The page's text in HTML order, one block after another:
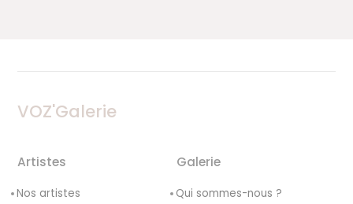
VOZ'Galerie
Artistes
Nos artistes
Galerie
Qui sommes-nous ?